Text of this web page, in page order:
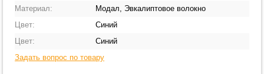
Материал:
Модал, Эвкалиптовое волокно
Цвет:
Синий
Цвет:
Синий
Задать вопрос по товару